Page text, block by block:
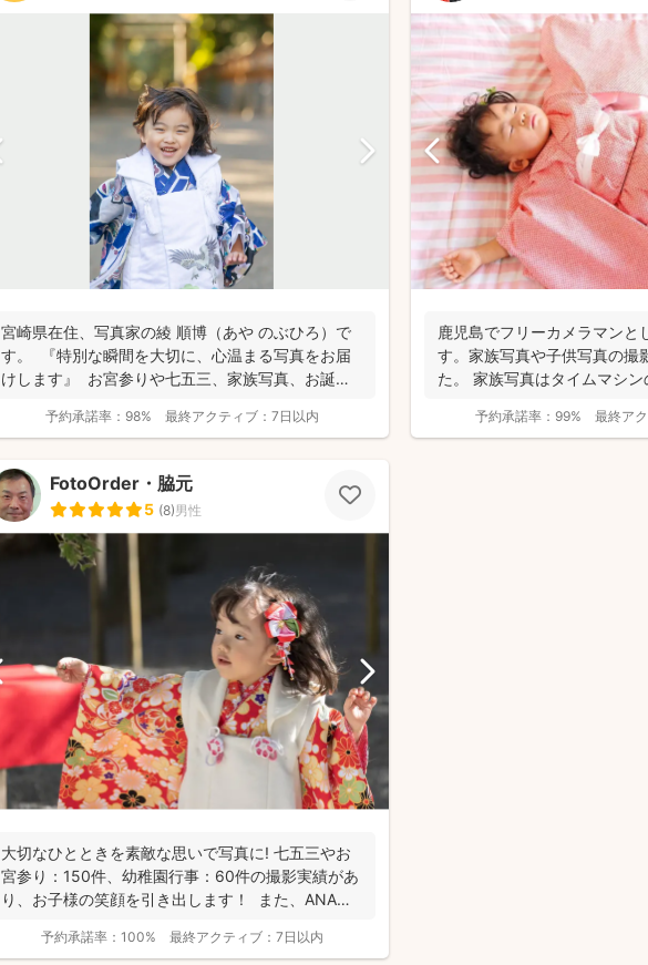
宮崎県在住、写真家の綾 順博（あや のぶひろ）で
す。 『特別な瞬間を大切に、心温まる写真をお届
けします』 お宮参りや七五三、家族写真、お誕生
予約承諾率： 98% 最終アクティブ： 7日以内
鹿児島でフリーカメラマンと
す。家族写真や子供写真の撮
た。 家族写真はタイムマシ
予約承諾率： 99% 最終ア
FotoOrder・脇元
5 (8)男性
大切なひとときを素敵な思いで写真に! 七五三やお
宮参り：150件、幼稚園行事：60件の撮影実績があ
り、お子様の笑顔を引き出します！ また、ANA
予約承諾率： 100% 最終アクティブ： 7日以内